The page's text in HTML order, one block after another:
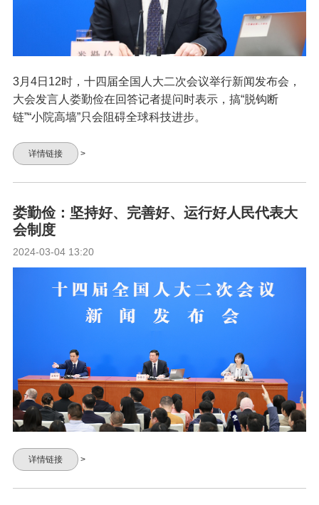
3月4日12时，十四届全国人大二次会议举行新闻发布会，
大会发言人娄勤俭在回答记者提问时表示，搞“脱钩断
链”“小院高墙”只会阻碍全球科技进步。
详情链接 >
娄勤俭：坚持好、完善好、运行好人民代表大
会制度
2024-03-04 13:20
详情链接 >